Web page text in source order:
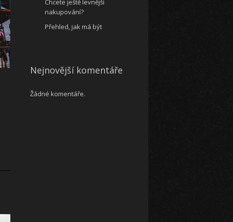
Chcete ještě levnější
nakupování?
Přehled, jak má být
Nejnovější komentáře
Žádné komentáře.